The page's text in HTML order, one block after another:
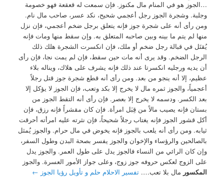
…الجوز هو في المنام مال مكنوز. فإن سمعت له قعقعة فهو خصومة
وجلبة. وشجرة الجوز رجل أعجمي شحيح، نكد عسر، صاحب مال نام.
ومن رأى أنه على شجرة جوز فإنه يتعلق برجل ضخم أعجمي، فإن نزل
منها لم يتم ما بينه وبين صاحبه المتعلق به. وإن سقط منها ومات فإنه
يُقتَل في قبالة رجل ضخم أو ملك، فإن انكسرت الشجرة هلك ذلك
الرجل الضخم. وقد يرى أنه مات حين سقط، فإن لم يمت نجا، فإن رأى
أن يديه ورجليه انكسرتا عند ذلك فإنه يشرف على هلاك، ويناله بلاء
عظيم، إلا أنه ينجو من بعد. ومن رأى أنه قطع شجرة جوز قتل رجلاً
أعجمياً، والجوز ثمره مال لا يخرج إلا بكد وتعب، فإن الجوز لا يؤكل إلا
بعد الكسر. ودسمه لا يخرج إلا بعصر. فإن رأى أنه التقط الجوز من
بستان فإنه يصيب مالاً من قِبَل امرأة. فإن كان مقشراً فإنه رزق، فإن
أكل قشور الجوز فإنه يغتاب رجلاً شحيحاً، فإن نثرته عليه امرأته أحرقت
ثيابه. ومن رأى أنه يلعب بالجوز فإنه يخوض في مال حرام. والجوز يُمثل
بالصالحين والرؤساء والإخوان والجوز يفسر بصحة البدن وطول السفر،
وإن كان الرائي من النساء فالجوز يدل على طول العمر. والجوز يدل
على الزوج لعكس حروفه جوز زوج، وعلى جواز الأمور العسرة. والجوز
المكسور مال بلا تعب….تفسير الاحلام حلم و تأويل رؤيا الجوز ←